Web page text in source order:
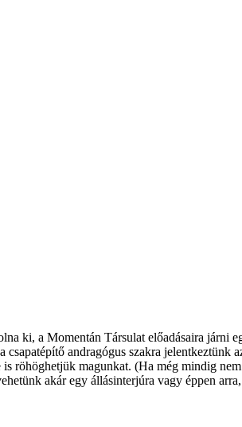
ki, a Momentán Társulat előadásaira járni
andragógus szakra jelentkeztünk
is röhöghetjük magunkat. (Ha még mindig
akár egy állásinterjúra vagy éppen